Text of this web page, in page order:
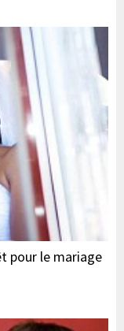
pour le mariage